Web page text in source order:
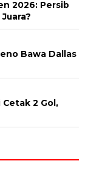
2026: Persib
Bawa Dallas
2 Gol,